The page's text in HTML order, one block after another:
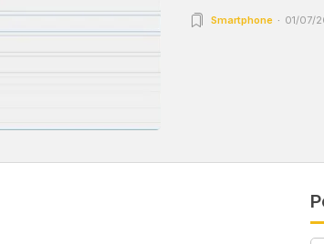
Smartphone 01/07/